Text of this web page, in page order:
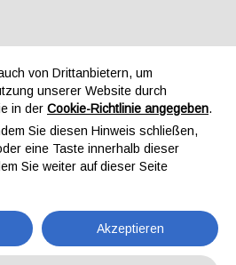
von Drittanbietern, um
unserer Website durch
in der Cookie-Richtlinie angegeben.
Sie diesen Hinweis schließen,
eine Taste innerhalb dieser
Sie weiter auf dieser Seite
Akzeptieren